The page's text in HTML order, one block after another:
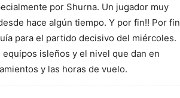
por Shurna. Un jugador muy
hace algún tiempo. Y por fin!! Por fin
para el partido decisivo del miércoles.
isleños y el nivel que dan en
y las horas de vuelo.